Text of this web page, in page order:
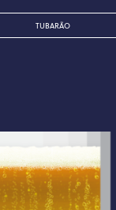
TUBARÃO